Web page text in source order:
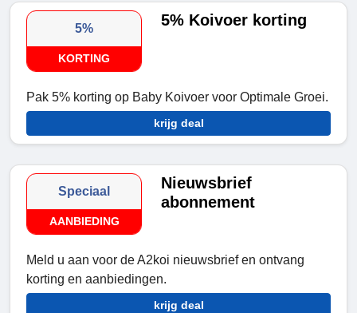
5%
KORTING
5% Koivoer korting
Pak 5% korting op Baby Koivoer voor Optimale Groei.
krijg deal
Speciaal
AANBIEDING
Nieuwsbrief
abonnement
Meld u aan voor de A2koi nieuwsbrief en ontvang
korting en aanbiedingen.
krijg deal